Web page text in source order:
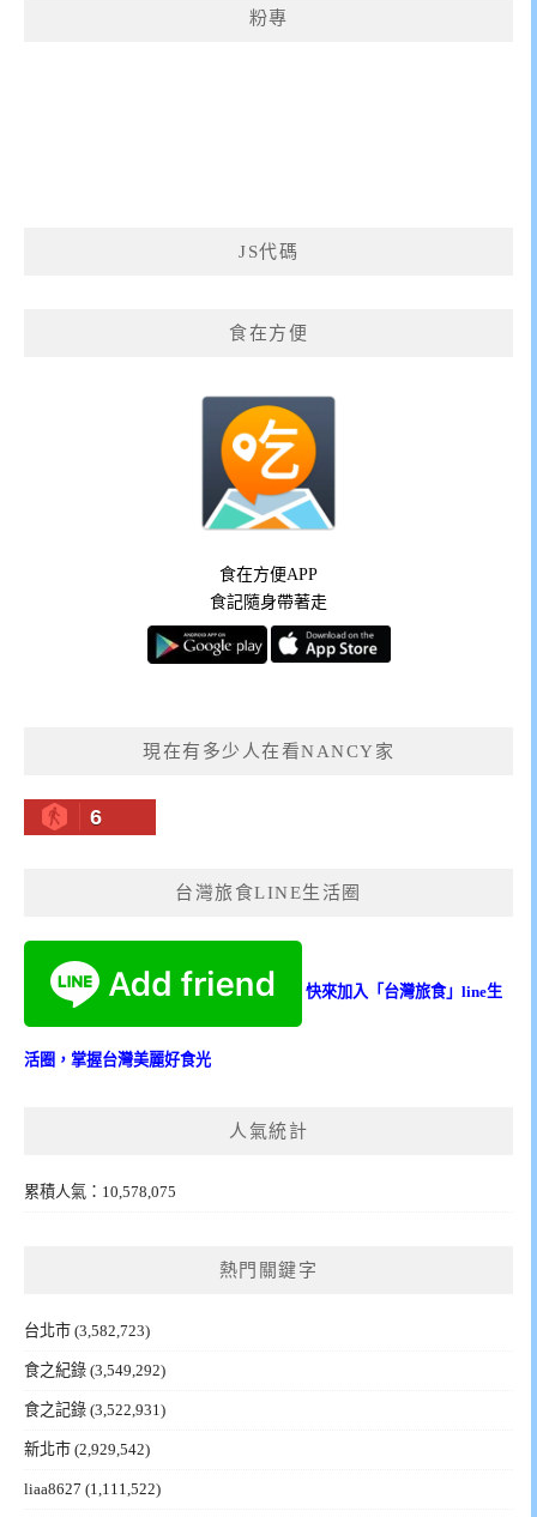
粉專
JS代碼
食在方便
食在方便APP
食記隨身帶著走
現在有多少人在看NANCY家
6
台灣旅食LINE生活圈
快來加入「台灣旅食」line生
活圈，掌握台灣美麗好食光
人氣統計
累積人氣：10,578,075
熱門關鍵字
台北市 (3,582,723)
食之紀錄 (3,549,292)
食之記錄 (3,522,931)
新北市 (2,929,542)
liaa8627 (1,111,522)